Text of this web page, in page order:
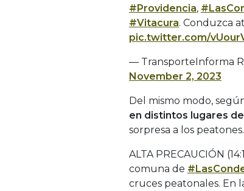
#Providencia,
#Vitacura. Conduzca
pic.twitter.com/
— TransporteInforma
November 2, 2023
Del mismo modo,
en distintos lugares
sorpresa a los peatones.
ALTA PRECAUCIÓN
comuna de
cruces peatonales. En